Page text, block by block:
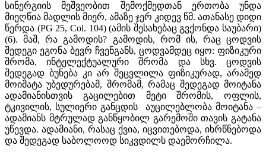
სინერგიის მეშვეობით შემოქმედთან ერთობა უნდა
მიეღწია მადლის მიერ, ამაზე ჯერ კიდევ წმ. ათანასე დიდი
წერდა (PG 25, Col. 104) (ამის შესახებაც გვქონდა საუბარი)
(6). მაშ, რა გამოდის? გამოდის, რომ ის, რაც ცოდვის
შედეგი ეგონა ბევრ ჩვენგანს, ცოდვამდეც იყო: ფიზიკური
შრომა, ინტელექტუალური შრომა და სხვ. ცოდვის
შედეგად ბუნება კი არ შეცვლილა ფიზიკურად, არამედ
მოიმატა უბედურებამ, შრომამ, რამაც შედეგად მოიტანა
ადამიანისთვის გაცილებით მეტი შრომის, ოფლის,
ტკივილის, სულიერი განცდის აუცილებლობა მოიტანა –
ადამიანს მტრულად განწყობილ გარემოში თავის გატანა
უწევდა. ადამიანი, რასაც ქვია, იცვითებოდა, იხრწნებოდა
და შედეგად საბოლოოდ სიკვდილს დაემორჩილა.